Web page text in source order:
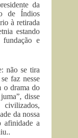
da
de Índios
à retirada
estando
fundação e
não se tira
faz nesse
o drama do
disse
da nossa
afinidade a